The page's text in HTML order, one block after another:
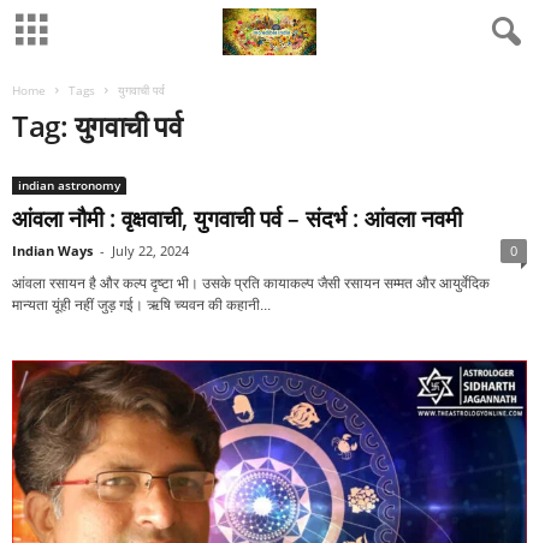
Home Tags युगवाची पर्व
Tag: युगवाची पर्व
indian astronomy
आंवला नौमी : वृक्षवाची, युगवाची पर्व – संदर्भ : आंवला नवमी
Indian Ways - July 22, 2024 0
आंवला रसायन है और कल्प दृष्टा भी। उसके प्रति कायाकल्प जैसी रसायन सम्मत और आयुर्वेदिक
मान्यता यूंही नहीं जुड़ गई। ऋषि च्यवन की कहानी...